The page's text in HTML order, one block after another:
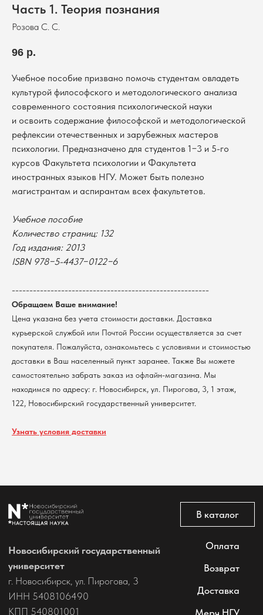
Часть 1. Теория познания
Розова С. С.
96 р.
Учебное пособие призвано помочь студентам овладеть
культурой философского и методологического анализа
современного состояния психологической науки
и освоить содержание философской и методологической
рефлексии отечественных и зарубежных мастеров
психологии. Предназначено для студентов 1−3 и 5-го
курсов Факультета психологии и Факультета
иностранных языков НГУ. Может быть полезно
магистрантам и аспирантам всех факультетов.
Учебное пособие
Количество страниц: 132
Год издания: 2013
ISBN 978−5-4437−0122−6
--------------------------------------------------------
Обращаем Ваше внимание!
Цена указана без учета стоимости доставки. Доставка
курьерской службой или Почтой России осуществляется за счет
покупателя. Пожалуйста, ознакомьтесь с условиями и стоимостью
доставки в Ваш населенный пункт заранее. Также Вы можете
самостоятельно забрать заказ из офлайн-магазина. Мы
находимся по адресу: г. Новосибирск, ул. Пирогова, 3, 1 этаж,
122, Новосибирский государственный университет.
Узнать условия доставки
Все права защищены
Политика обработки персональных данных
Согласие на обработку персональных данных
пользователей сайта
Новосибирский государственный
г. Новосибирск, ул. Пирогова, 3
ИНН 5408106490
КПП 540801001